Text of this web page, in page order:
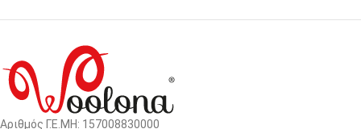
Αριθμός Γ.Ε.ΜΗ: 157008830000